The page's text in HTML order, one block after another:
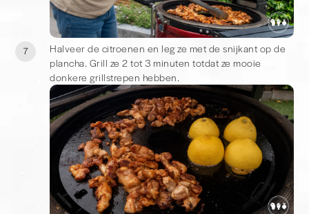
7
Halveer de citroenen en leg ze met de snijkant op de
plancha. Grill ze 2 tot 3 minuten totdat ze mooie
donkere grillstrepen hebben.